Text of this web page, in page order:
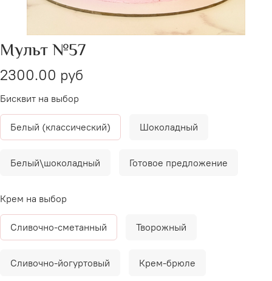
Мульт №57
2300.00 руб
Бисквит на выбор
Белый (классический) Шоколадный
Белый\шоколадный Готовое предложение
Крем на выбор
Сливочно-сметанный Творожный
Сливочно-йогуртовый Крем-брюле